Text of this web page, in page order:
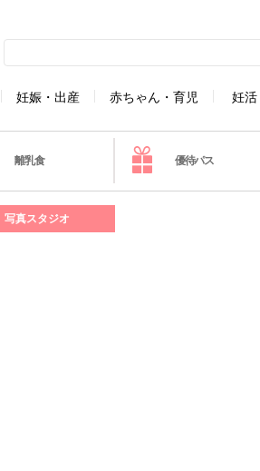
妊娠・出産 赤ちゃん・育児 妊活
離乳食 優待パス
写真スタジオ